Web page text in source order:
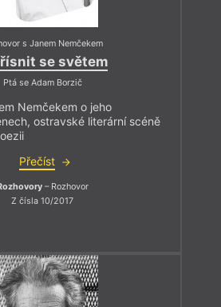
s Janem Nemčekem
se světem
Ptá se Adam Borzič
Nemčekem o jeho
ostravské literární scéně
Přečíst
– Rozhovor
Z čísla 10/2017